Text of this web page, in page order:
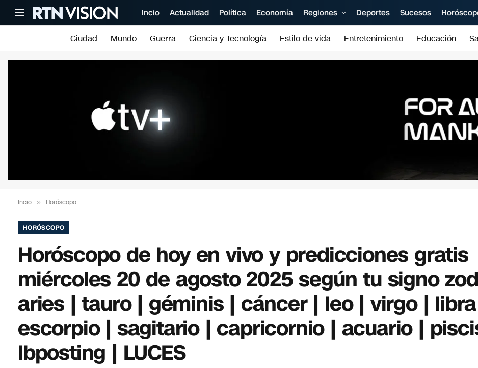
Incio Actualidad Política Economía Regiones Deportes Sucesos
Ciudad Mundo Guerra Ciencia y Tecnología Estilo de vida Entretenimiento Educación
Incio » Horóscopo
HORÓSCOPO
Horóscopo de hoy en vivo y predicciones gratis
miércoles 20 de agosto 2025 según tu signo
aries | tauro | géminis | cáncer | leo | virgo |
escorpio | sagitario | capricornio | acuario |
lbposting | LUCES